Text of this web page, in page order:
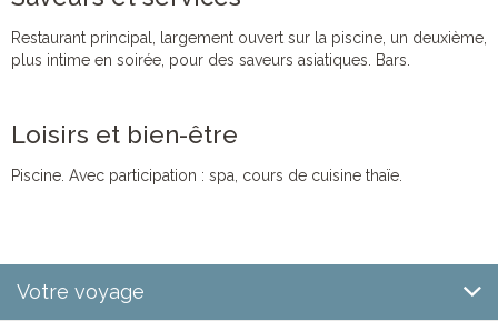
Restaurant principal, largement ouvert sur la piscine, un deuxième,
plus intime en soirée, pour des saveurs asiatiques. Bars.
Loisirs et bien-être
Piscine. Avec participation : spa, cours de cuisine thaïe.
Votre voyage